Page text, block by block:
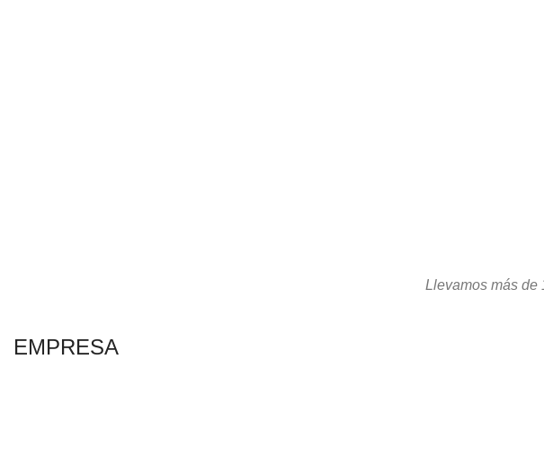
Llevamos más de
EMPRESA